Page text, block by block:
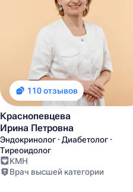
110 отзывов
Краснопевцева
Ирина Петровна
Эндокринолог · Диабетолог ·
Тиреоидолог
КМН
Врач высшей категории